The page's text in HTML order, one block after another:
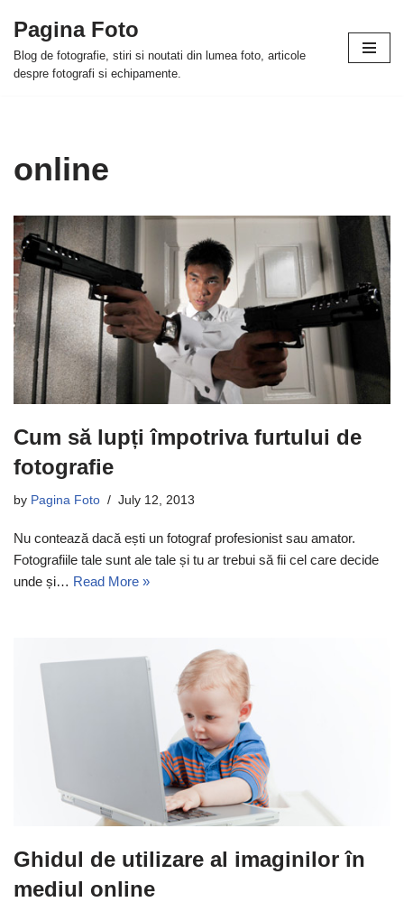
Skip
to
Pagina Foto
Blog de fotografie, stiri si noutati din lumea foto, articole
despre fotografi si echipamente.
online
Cum să lupți împotriva furtului de
fotografie
by Pagina Foto July 12, 2013
Nu contează dacă ești un fotograf profesionist sau amator.
Fotografiile tale sunt ale tale și tu ar trebui să fii cel care decide
unde și… Read More »
Ghidul de utilizare al imaginilor în
mediul online